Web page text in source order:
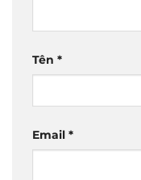
Tên *
Email *